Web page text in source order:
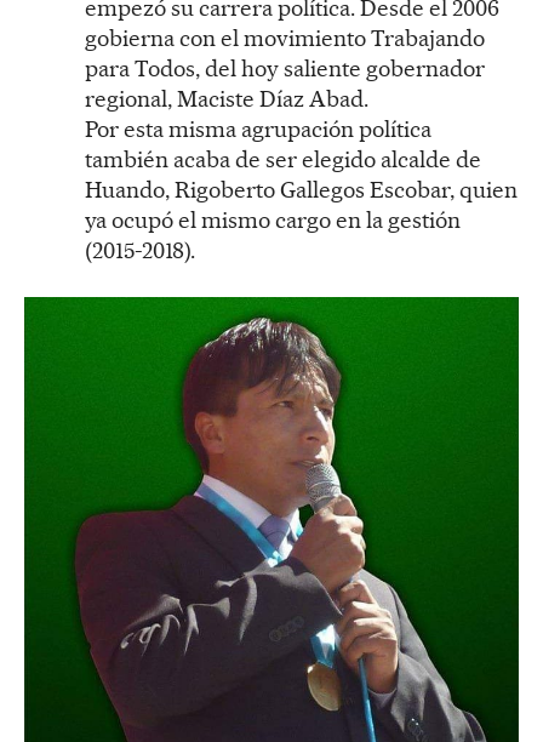
empezó su carrera política. Desde el 2006
gobierna con el movimiento Trabajando
para Todos, del hoy saliente gobernador
regional, Maciste Díaz Abad.
Por esta misma agrupación política
también acaba de ser elegido alcalde de
Huando, Rigoberto Gallegos Escobar, quien
ya ocupó el mismo cargo en la gestión
(2015-2018).